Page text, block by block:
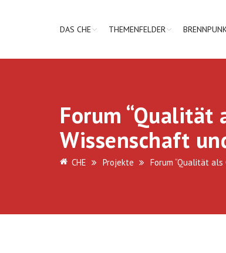
DAS CHE THEMENFELDER
Forum
Wissenschaft
CHE Projekte Forum “Qualität